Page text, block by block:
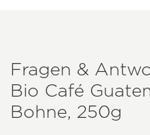
Fragen &
Bio Café
Bohne, 250g